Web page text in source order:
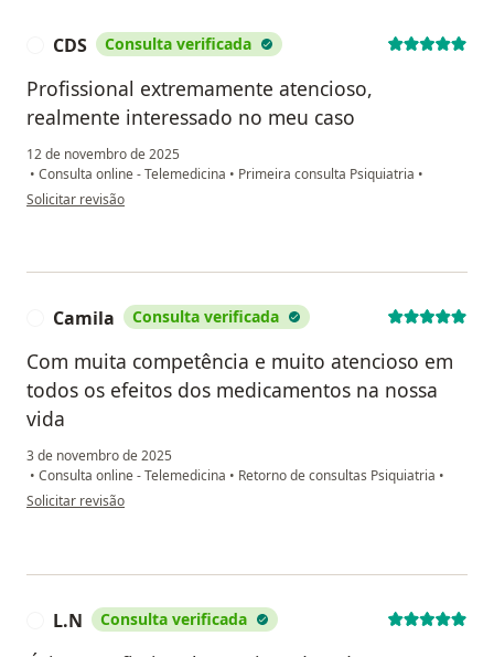
CDS Consulta verificada
Profissional extremamente atencioso,
realmente interessado no meu caso
12 de novembro de 2025
• Consulta online - Telemedicina • Primeira consulta Psiquiatria •
na opinião do utilizador CDS
Solicitar revisão
Camila Consulta verificada
Com muita competência e muito atencioso em
todos os efeitos dos medicamentos na nossa
vida
3 de novembro de 2025
• Consulta online - Telemedicina • Retorno de consultas Psiquiatria •
na opinião do utilizador Camila
Solicitar revisão
L.N Consulta verificada